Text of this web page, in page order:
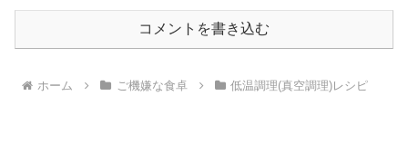
コメントを書き込む
ホーム ご機嫌な食卓 低温調理(真空調理)レシピ